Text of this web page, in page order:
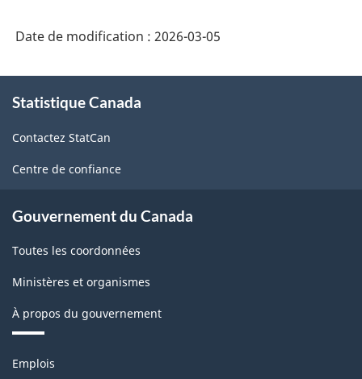
la
statistique
des
Date de modification : 2026-03-05
propos
ce
site
Statistique Canada
Contactez StatCan
Centre de confiance
Gouvernement du Canada
Toutes les coordonnées
Ministères et organismes
À propos du gouvernement
Thèmes
Emplois